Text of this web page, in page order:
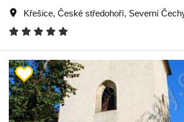
Křešice, České středohoří, Severní